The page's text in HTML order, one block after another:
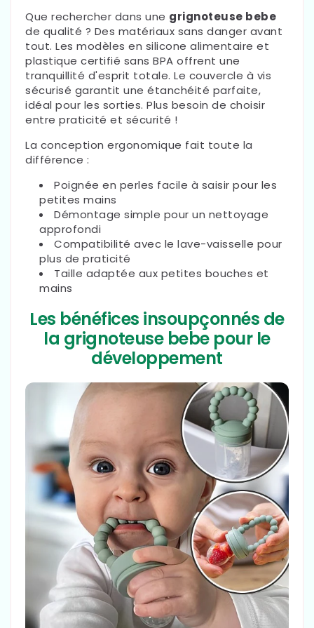
Que rechercher dans une grignoteuse bebe
de qualité ? Des matériaux sans danger avant
tout. Les modèles en silicone alimentaire et
plastique certifié sans BPA offrent une
tranquillité d'esprit totale. Le couvercle à vis
sécurisé garantit une étanchéité parfaite,
idéal pour les sorties. Plus besoin de choisir
entre praticité et sécurité !
La conception ergonomique fait toute la
différence :
Poignée en perles facile à saisir pour les
petites mains
Démontage simple pour un nettoyage
approfondi
Compatibilité avec le lave-vaisselle pour
plus de praticité
Taille adaptée aux petites bouches et
mains
Les bénéfices insoupçonnés de
la grignoteuse bebe pour le
développement